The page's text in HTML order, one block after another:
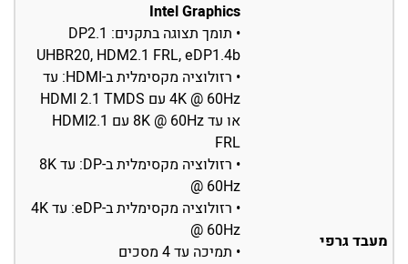
מעבד גרפי
Intel Graphics
• תומך תצוגה בתקנים: DP2.1
UHBR20, HDM2.1 FRL, eDP1.4b
• רזולוציה מקסימלית ב-HDMI: עד
4K @ 60Hz עם HDMI 2.1 TMDS
או עד 8K @ 60Hz עם HDMI2.1
FRL
• רזולוציה מקסימלית ב-DP: עד 8K
@ 60Hz
• רזולוציה מקסימלית ב-eDP: עד 4K
@ 60Hz
• תמיכה עד 4 מסכים